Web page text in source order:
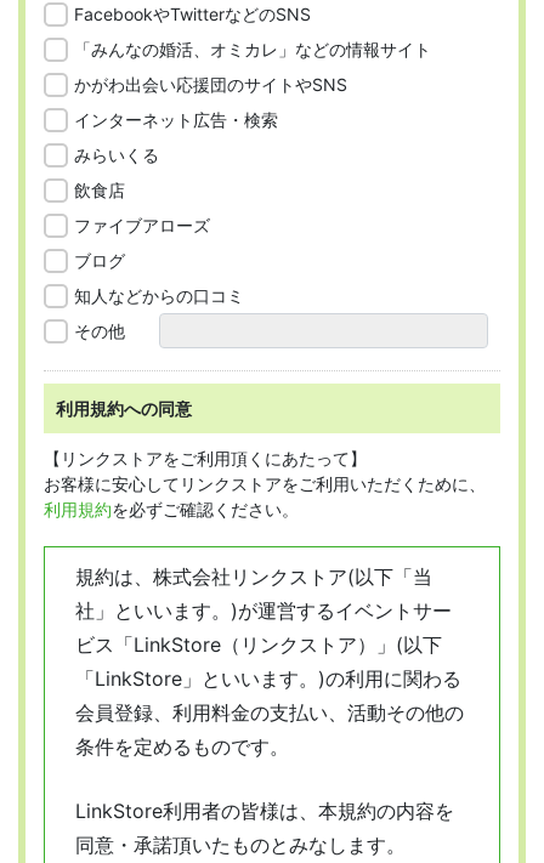
FacebookやTwitterなどのSNS
「みんなの婚活、オミカレ」などの情報サイト
かがわ出会い応援団のサイトやSNS
インターネット広告・検索
みらいくる
飲食店
ファイブアローズ
ブログ
知人などからの口コミ
その他
利用規約への同意
【リンクストアをご利用頂くにあたって】
お客様に安心してリンクストアをご利用いただくために、
利用規約を必ずご確認ください。
規約は、株式会社リンクストア(以下「当
社」といいます。)が運営するイベントサー
ビス「LinkStore（リンクストア）」(以下
「LinkStore」といいます。)の利用に関わる
会員登録、利用料金の支払い、活動その他の
条件を定めるものです。
LinkStore利用者の皆様は、本規約の内容を
同意・承諾頂いたものとみなします。